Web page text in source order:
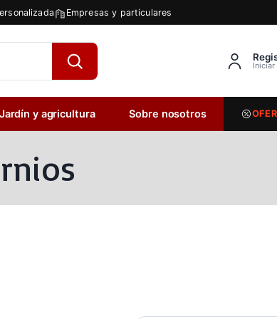
Empresas y particulares
Jardín y agricultura Sobre nosotros